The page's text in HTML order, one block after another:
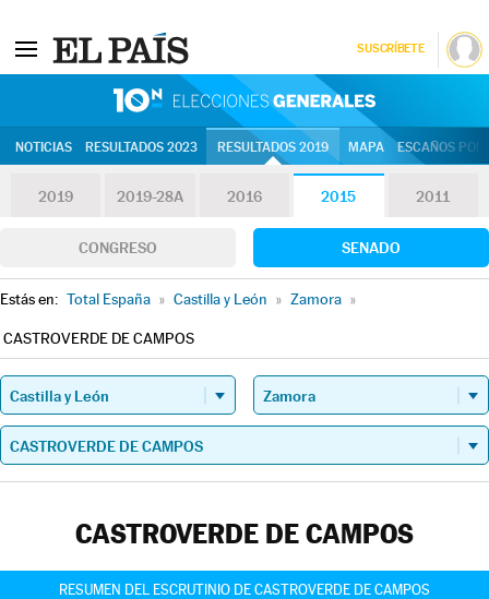
SUSCRÍBETE
NOTICIAS RESULTADOS 2023 RESULTADOS 2019 MAPA ESCAÑOS
2019 2019-28A 2016 2015 2011
CONGRESO SENADO
Estás en: Total España » Castilla y León » Zamora »
CASTROVERDE DE CAMPOS
CASTROVERDE DE CAMPOS
RESUMEN DEL ESCRUTINIO DE CASTROVERDE DE CAMPOS